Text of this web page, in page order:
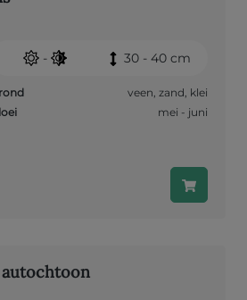
- 30 - 40 cm
veen, zand, klei
mei - juni
Alnus glutinosa autochtoon